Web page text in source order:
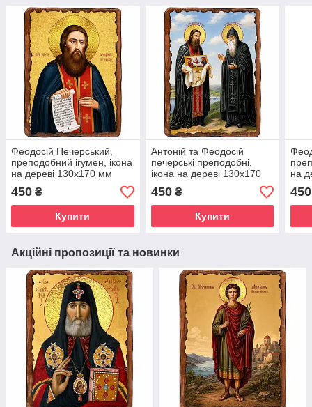
Феодосій Печерський,
преподобний ігумен, ікона
на дереві 130х170 мм
(П-3731-1)
450 ₴
Купити
Антоній та Феодосій
печерські преподобні,
ікона на дереві 130х170
мм (Н-4395-1)
450₴
Купити
на
(Н-
450
Акційні пропозиції та новинки